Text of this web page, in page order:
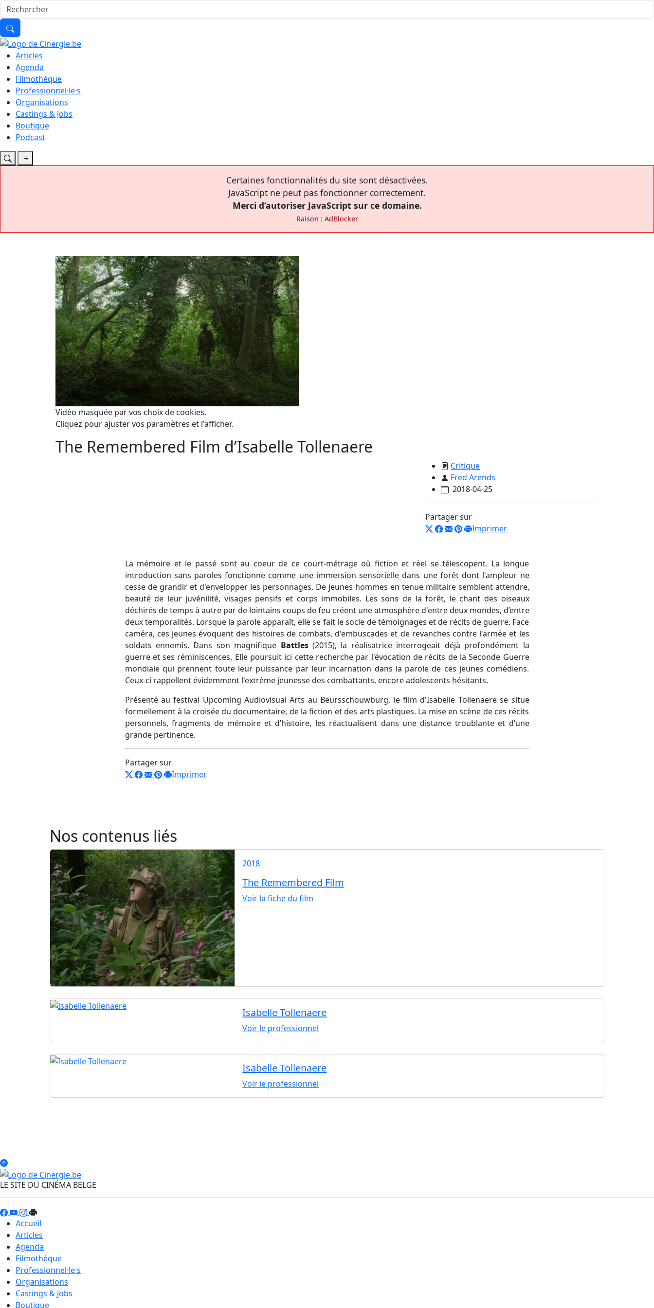
Articles
Agenda
Filmothèque
Professionnel·le·s
Organisations
Castings & Jobs
Boutique
Podcast
Certaines fonctionnalités du site sont désactivées.
JavaScript ne peut pas fonctionner correctement.
Merci d’autoriser JavaScript sur ce domaine.
Raison : AdBlocker
Vidéo masquée par vos choix de cookies.
Cliquez pour ajuster vos paramètres et l'afficher.
The Remembered Film d’Isabelle Tollenaere
Critique
Fred Arends
2018-04-25
Partager sur
Imprimer
La mémoire et le passé sont au coeur de ce court-métrage où fiction et réel se télescopent. La longue
introduction sans paroles fonctionne comme une immersion sensorielle dans une forêt dont l'ampleur ne
cesse de grandir et d'envelopper les personnages. De jeunes hommes en tenue militaire semblent attendre,
beauté de leur juvénilité, visages pensifs et corps immobiles. Les sons de la forêt, le chant des oiseaux
déchirés de temps à autre par de lointains coups de feu créent une atmosphère d'entre deux mondes, d’entre
deux temporalités. Lorsque la parole apparaît, elle se fait le socle de témoignages et de récits de guerre. Face
caméra, ces jeunes évoquent des histoires de combats, d'embuscades et de revanches contre l'armée et les
soldats ennemis. Dans son magnifique Battles(2015), la réalisatrice interrogeait déjà profondément la
guerre et ses réminiscences. Elle poursuit ici cette recherche par l'évocation de récits de la Seconde Guerre
mondiale qui prennent toute leur puissance par leur incarnation dans la parole de ces jeunes comédiens.
Ceux-ci rappellent évidemment l'extrême jeunesse des combattants, encore adolescents hésitants.
Présenté au festival Upcoming Audiovisual Arts au Beursschouwburg, le film d'Isabelle Tollenaere se situe
formellement à la croisée du documentaire, de la fiction et des arts plastiques. La mise en scène de ces récits
personnels, fragments de mémoire et d’histoire, les réactualisent dans une distance troublante et d’une
grande pertinence.
Partager sur
Imprimer
Nos contenus liés
2018
The Remembered Film
Voir la fiche du film
Isabelle Tollenaere
Voir le professionnel
Isabelle Tollenaere
Voir le professionnel
LE SITE DU CINÉMA BELGE
Accueil
Articles
Agenda
Filmothèque
Professionnel·le·s
Organisations
Castings & Jobs
Boutique